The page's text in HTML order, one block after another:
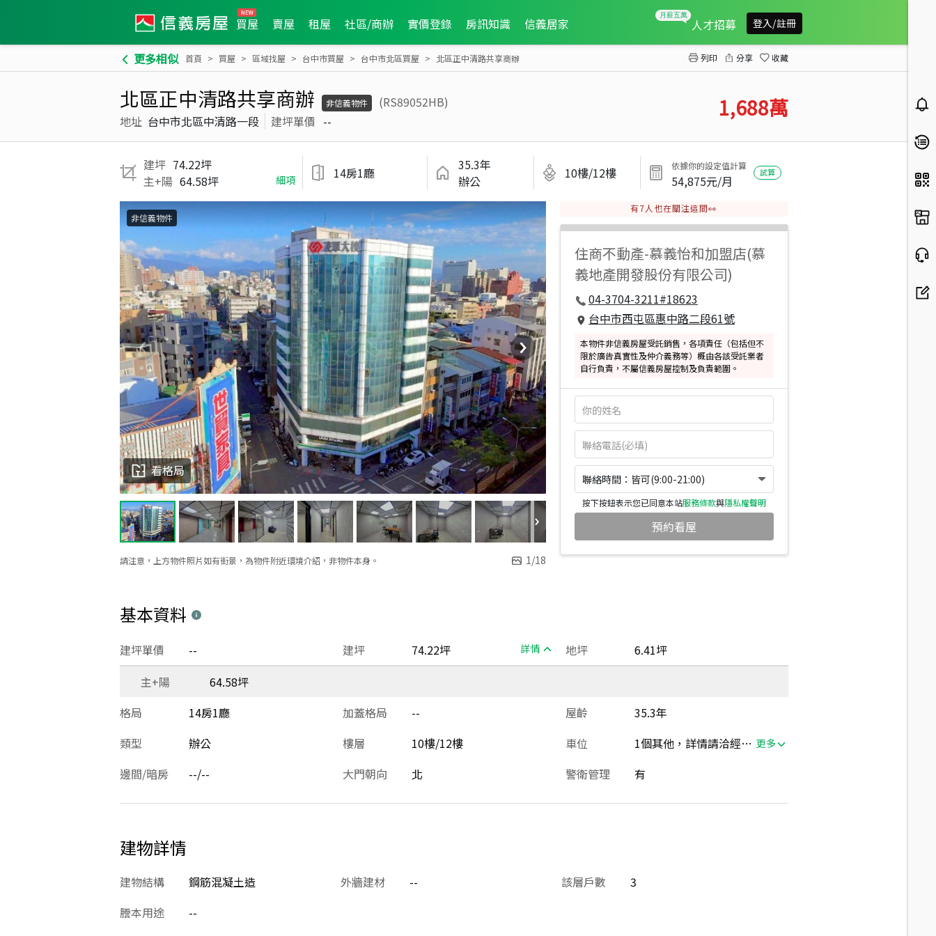
買屋 賣屋 租屋 社區/商辦 實價登錄 房訊知識 信義居家 人才招募 登入/註冊
更多相似 首頁 買屋 區域找屋 台中市買屋 台中市北區買屋 北區正中清路共享商辦 列印 分享 收藏
北區正中清路共享商辦 非信義物件
(RS89052HB)
地址 台中市北區中清路一段 建坪單價 -- 1,688萬
建坪 74.22坪
主+陽 64.58坪 細項 14房1廳
35.3年
辦公
10樓/12樓 依據你的設定值計算
54,875元/月
試算
請注意，上方物件照片如有街景，為物件附近環境介紹，非物件本身。 1/18
看格局
非信義物件
有7人也在關注這間👀
住商不動產-慕義怡和加盟店(慕
義地產開發股份有限公司)
04-3704-3211#18623
台中市西屯區惠中路二段61號
本物件非信義房屋受託銷售，各項責任（包括但不
限於廣告真實性及仲介義務等）概由各該受託業者
自行負責，不屬信義房屋控制及負責範圍。
聯絡時間：皆可(9:00-21:00)
按下按鈕表示您已同意本站服務條款與隱私權聲明
預約看屋
基本資料
建坪 74.22坪 詳情
建坪單價 -- 地坪
6.41坪
主+陽
64.58坪
格局
14房1廳 加蓋格局 -- 屋齡
35.3年
類型
辦公 樓層 10樓/12樓 車位 1個其他，詳情請洽經紀人員 更多
邊間/暗房 --/-- 大門朝向 北 警衛管理 有
建物詳情
建物結構 鋼筋混凝土造 外牆建材 -- 該層戶數
3
謄本用途
--